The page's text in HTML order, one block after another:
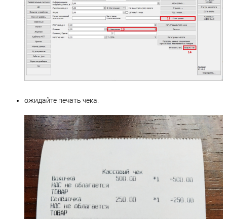
ожидайте печать чека.